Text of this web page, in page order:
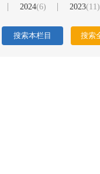
2024(6) 2023(11)